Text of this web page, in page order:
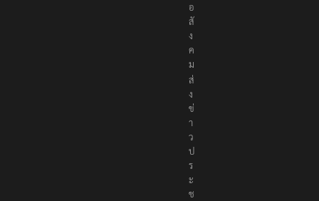
อ
สั
ง
ค
ม
ส่
ง
ข่
า
ว
ป
ร
ะ
ช